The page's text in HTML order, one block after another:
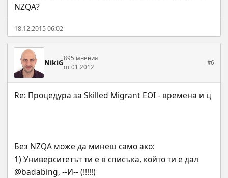
NZQA?
18.12.2015 06:02
NikiG895 мнения
от 01.2012
#6
Без NZQA може да минеш само ако:
1) Университетът ти е в списъка, който ти е дал
@badabing, --И-- (!!!!!)